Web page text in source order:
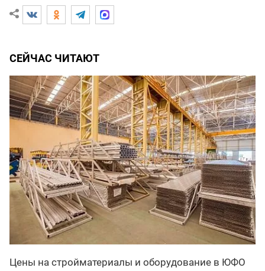
СЕЙЧАС ЧИТАЮТ
Цены на стройматериалы и оборудование в ЮФО